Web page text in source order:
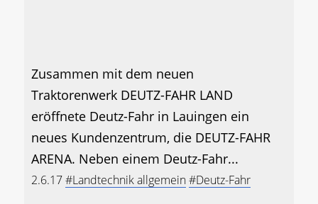
Zusammen mit dem neuen
Traktorenwerk DEUTZ-FAHR LAND
eröffnete Deutz-Fahr in Lauingen ein
neues Kundenzentrum, die DEUTZ-FAHR
ARENA. Neben einem Deutz-Fahr...
2.6.17#Landtechnik allgemein#Deutz-Fahr